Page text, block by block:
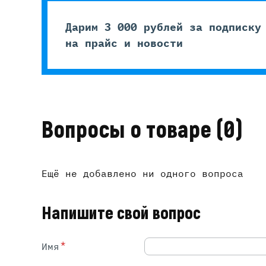
Дарим 3 000 рублей за подписку
на прайс и новости
Вопросы о товаре (0)
Ещё не добавлено ни одного вопроса
Напишите свой вопрос
Имя *